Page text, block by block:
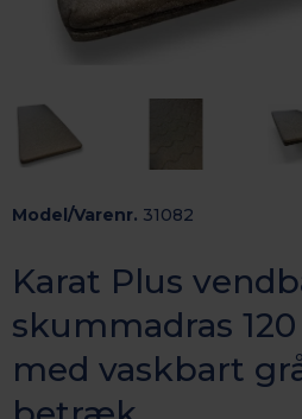
Model/Varenr. 31082
Karat Plus
skummadras
med vaskbart